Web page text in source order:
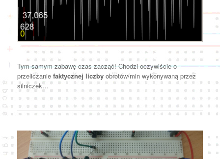
Tym samym zabawę czas zacząć! Chodzi oczywiście o
przeliczanie faktycznej liczby obrotów/min wykonywaną przez
silniczek…